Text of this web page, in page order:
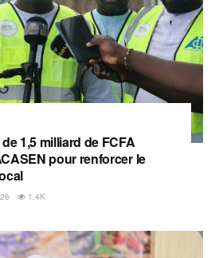
1,5 milliard de FCFA
pour renforcer le
1.4K